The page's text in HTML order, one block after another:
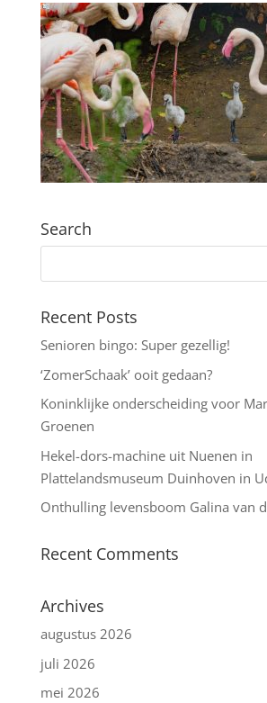
Search
Recent Posts
Senioren bingo: Super gezellig!
‘ZomerSchaak’ ooit gedaan?
Koninklijke onderscheiding voor
Groenen
Hekel-dors-machine uit Nuenen in
Plattelandsmuseum Duinhoven in
Onthulling levensboom Galina van
Recent Comments
Archives
augustus 2026
juli 2026
mei 2026